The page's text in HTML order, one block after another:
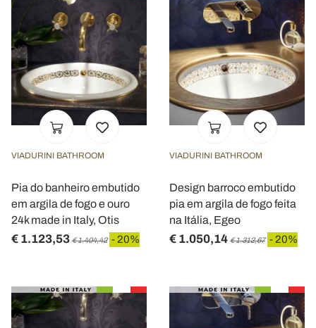
VIADURINI BATHROOM
Pia do banheiro embutido
em argila de fogo e ouro
24k made in Italy, Otis
€ 1.123,53 € 1.404,42 - 20%
VIADURINI BATHROOM
Design barroco embutido
pia em argila de fogo feita
na Itália, Egeo
€ 1.050,14 € 1.312,67 - 20%